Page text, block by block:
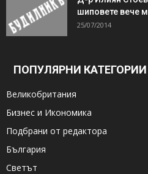
шиповете вече
25/07/2014
ПОПУЛЯРНИ КАТЕГОРИИ
Великобритания
Бизнес и Икономика
Подбрани от редактора
България
Светът